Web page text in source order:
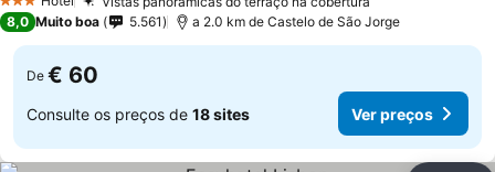
3 Estrelas
8,0 Muito boa 5.561 a 2.0 km de Castelo de São Jorge
De € 60
Consulte os preços de 18 sites Ver preços